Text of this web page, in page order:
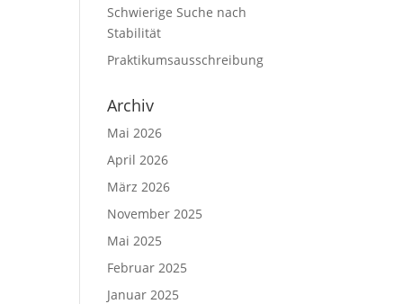
Schwierige Suche nach
Stabilität
Praktikumsausschreibung
Archiv
Mai 2026
April 2026
März 2026
November 2025
Mai 2025
Februar 2025
Januar 2025